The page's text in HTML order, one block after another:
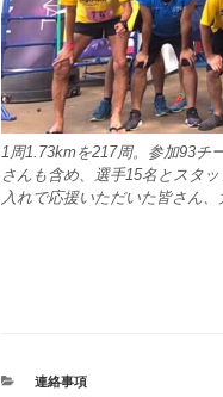
1周1.73kmを217周。参加93チ
さんも含め、選手15名とスタ
入れで応援いただいた皆さん
カ
連絡事項